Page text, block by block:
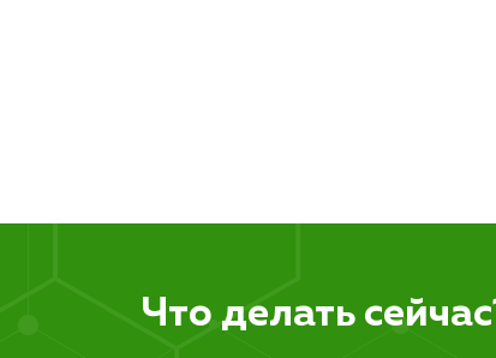
Что делать